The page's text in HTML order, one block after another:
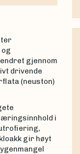
gjennom
drivende
(neuston)
i
gir høyt